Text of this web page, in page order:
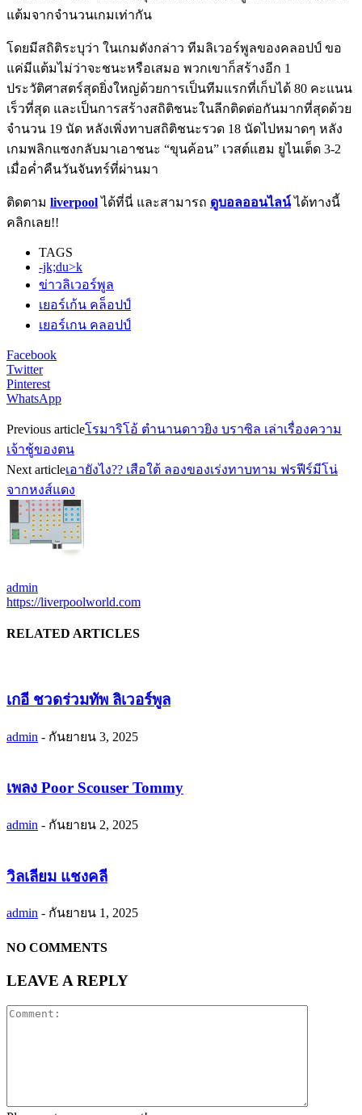
แต้มจากจำนวนเกมเท่ากัน
โดยมีสถิติระบุว่า ในเกมดังกล่าว ทีมลิเวอร์พูลของคลอปป์ ขอ
แค่มีแต้มไม่ว่าจะชนะหรือเสมอ พวกเขาก็สร้างอีก 1
ประวัติศาสตร์สุดยิ่งใหญ่ด้วยการเป็นทีมแรกที่เก็บได้ 80 คะแนน
เร็วที่สุด และเป็นการสร้างสถิติชนะในลีกติดต่อกันมากที่สุดด้วย
จำนวน 19 นัด หลังเพิ่งทาบสถิติชนะรวด 18 นัดไปหมาดๆ หลัง
เกมพลิกแซงกลับมาเอาชนะ “ขุนค้อน” เวสต์แฮม ยูไนเต็ด 3-2
เมื่อค่ำคืนวันจันทร์ที่ผ่านมา
ติดตาม liverpoolได้ที่นี่ และสามารถ ดูบอลออนไลน์ได้ทางนี้
คลิกเลย!!
TAGS
-jk;du>k
ข่าวลิเวอร์พูล
เยอร์เก้น คล็อปป์
เยอร์เกน คลอปป์
Facebook
Twitter
Pinterest
WhatsApp
Previous articleโรมาริโอ้ ตำนานดาวยิง บราซิล เล่าเรื่องความ
เจ้าชู้ของตน
Next articleเอายังไง?? เสือใต้ ลองของเร่งทาบทาม ฟรฟีร์มีโน่
จากหงส์แดง
admin
https://liverpoolworld.com
RELATED ARTICLES
เกอี ชวดร่วมทัพ ลิเวอร์พูล
admin - กันยายน 3, 2025
เพลง Poor Scouser Tommy
admin - กันยายน 2, 2025
วิลเลียม แชงคลี
admin - กันยายน 1, 2025
NO COMMENTS
LEAVE A REPLY